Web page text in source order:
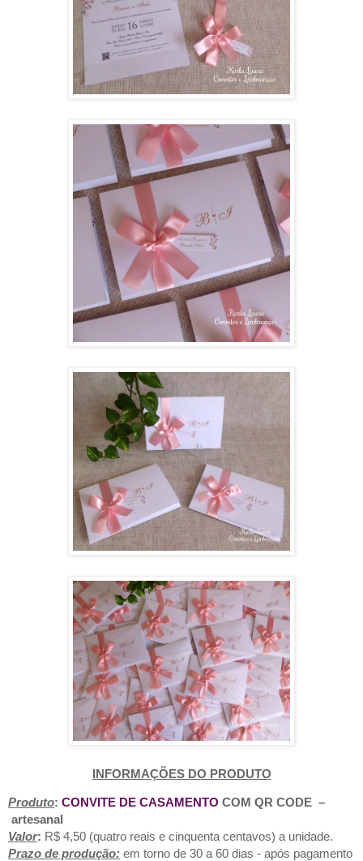
INFORMAÇÕES DO PRODUTO
Produto: CONVITE DE CASAMENTO COM QR CODE –
artesanal
Valor: R$ 4,50 (quatro reais e cinquenta centavos) a unidade.
Prazo de produção: em torno de 30 a 60 dias - após pagamento